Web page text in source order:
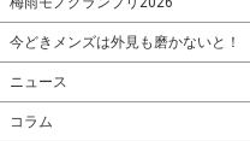
今どきメンズは外見も磨かないと！
ニュース
コラム